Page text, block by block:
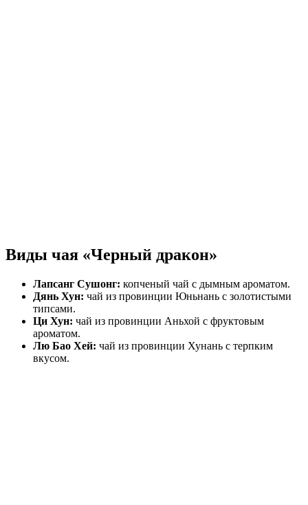
Виды чая «Черный дракон»
Лапсанг Сушонг: копченый чай с дымным ароматом.
Дянь Хун: чай из провинции Юньнань с золотистыми
типсами.
Ци Хун: чай из провинции Аньхой с фруктовым
ароматом.
Лю Бао Хей: чай из провинции Хунань с терпким
вкусом.